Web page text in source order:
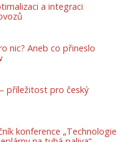
a integraci
nic? Aneb co přineslo
příležitost pro český
konference „Technologie